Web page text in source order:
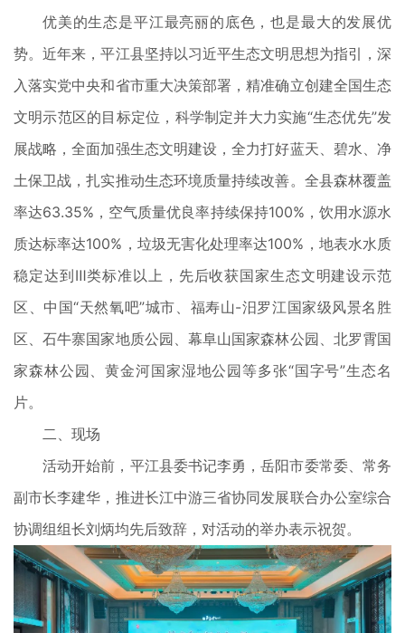
优美的生态是平江最亮丽的底色，也是最大的发展优
势。近年来，平江县坚持以习近平生态文明思想为指引，深
入落实党中央和省市重大决策部署，精准确立创建全国生态
文明示范区的目标定位，科学制定并大力实施“生态优先”发
展战略，全面加强生态文明建设，全力打好蓝天、碧水、净
土保卫战，扎实推动生态环境质量持续改善。全县森林覆盖
率达63.35%，空气质量优良率持续保持100%，饮用水源水
质达标率达100%，垃圾无害化处理率达100%，地表水水质
稳定达到Ⅲ类标准以上，先后收获国家生态文明建设示范
区、中国“天然氧吧”城市、福寿山-汨罗江国家级风景名胜
区、石牛寨国家地质公园、幕阜山国家森林公园、北罗霄国
家森林公园、黄金河国家湿地公园等多张“国字号”生态名
片。
二、现场
活动开始前，平江县委书记李勇，岳阳市委常委、常务
副市长李建华，推进长江中游三省协同发展联合办公室综合
协调组组长刘炳均先后致辞，对活动的举办表示祝贺。